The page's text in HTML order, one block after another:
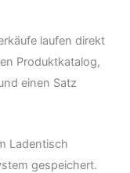
laufen direkt
Produktkatalog,
einen Satz
Ladentisch
gespeichert.